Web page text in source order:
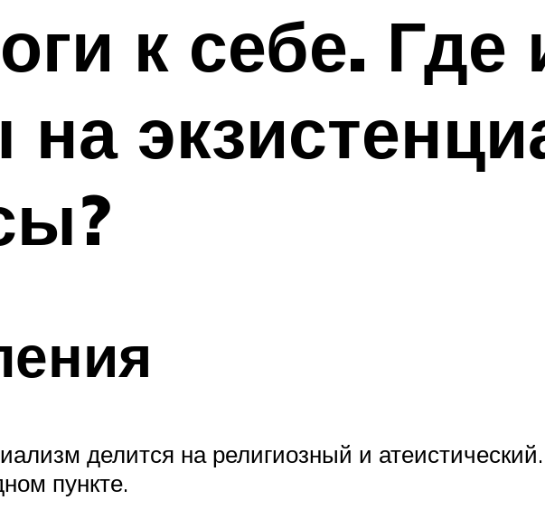
к себе. Где
на
делится на религиозный и
пункте.